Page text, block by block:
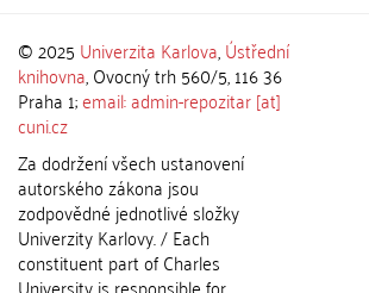
© 2025 Univerzita Karlova,Ústřední
knihovna, Ovocný trh 560/5, 116 36
Praha 1;email: admin-repozitar [at]
cuni.cz
Za dodržení všech ustanovení
autorského zákona jsou
zodpovědné jednotlivé složky
Univerzity Karlovy. / Each
constituent part of Charles